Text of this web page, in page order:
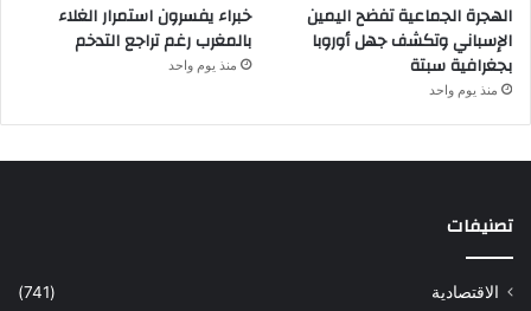
الهجرة الجماعية تفضح اليمين
الإسباني وتكشف جهل أوروبا
بجغرافية سبتة
منذ يوم واحد
خبراء يفسرون استمرار الغلاء
بالمغرب رغم تراجع التدخم
منذ يوم واحد
تصنيفات
الاقتصادية
(741)